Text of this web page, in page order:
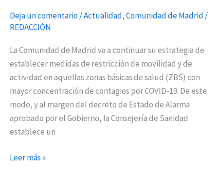
Deja un comentario/Actualidad,Comunidad de Madrid /
REDACCIÓN
La Comunidad de Madrid va a continuar su estrategia de
establecer medidas de restricción de movilidad y de
actividad en aquellas zonas básicas de salud (ZBS) con
mayor concentración de contagios por COVID-19. De este
modo, y al margen del decreto de Estado de Alarma
aprobado por el Gobierno, la Consejería de Sanidad
establece un
lunes
Leer más »